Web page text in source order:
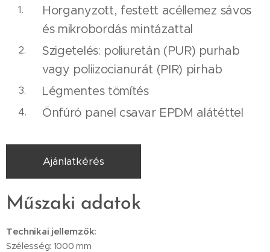
Horganyzott, festett acéllemez sávos
és mikrobordás mintázattal
Szigetelés: poliuretán (PUR) purhab
vagy poliizocianurát (PIR) pirhab
Légmentes tömítés
Önfúró panel csavar EPDM alátéttel
Ajánlatkérés
Műszaki adatok
Technikai jellemzők:
Szélesség: 1000 mm